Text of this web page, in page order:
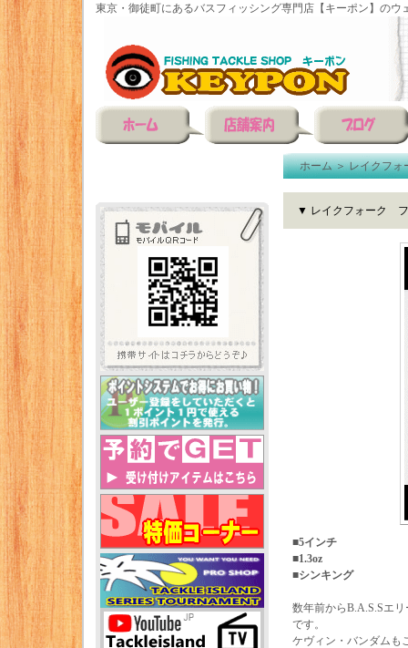
東京・御徒町にあるバスフィッシング専門店【キーポン】のウ
ホーム＞レイクフォ
▼ レイクフォーク フ
■5インチ
■1.3oz
■シンキング
数年前からB.A.S.Sエ
です。
ケヴィン・バンダムも